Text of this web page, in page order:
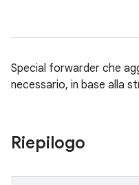
Special forwarder che
necessario, in base alla
Riepilogo